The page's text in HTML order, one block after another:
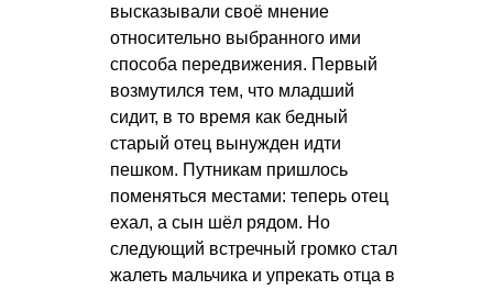
высказывали своё мнение
относительно выбранного ими
способа передвижения. Первый
возмутился тем, что младший
сидит, в то время как бедный
старый отец вынужден идти
пешком. Путникам пришлось
поменяться местами: теперь отец
ехал, а сын шёл рядом. Но
следующий встречный громко стал
жалеть мальчика и упрекать отца в